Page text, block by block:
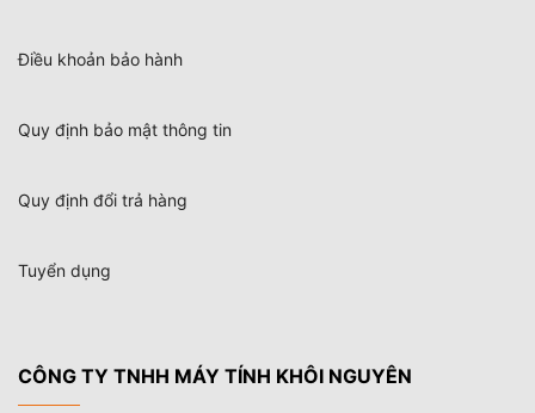
Điều khoản bảo hành
Quy định bảo mật thông tin
Quy định đổi trả hàng
Tuyển dụng
CÔNG TY TNHH MÁY TÍNH KHÔI NGUYÊN